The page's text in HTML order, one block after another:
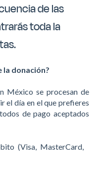
de las
toda la
la donación?
México se procesan de
el día en el que prefieres
de pago aceptados
(Visa, MasterCard,